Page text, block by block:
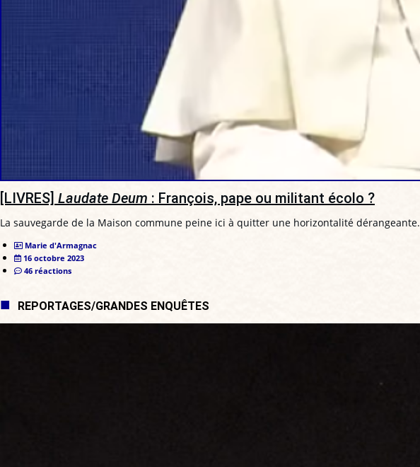
[LIVRES] Laudate Deum : François, pape ou militant écolo ?
La sauvegarde de la Maison commune peine ici à quitter une horizontalité dérangeante.
Marie d'Armagnac
16 octobre 2023
46 réactions
REPORTAGES/GRANDES ENQUÊTES